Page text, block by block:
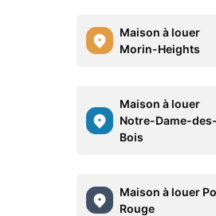
Maison à louer
Morin-Heights
Maison à louer
Notre-Dame-des-
Bois
Maison à louer
Rouge